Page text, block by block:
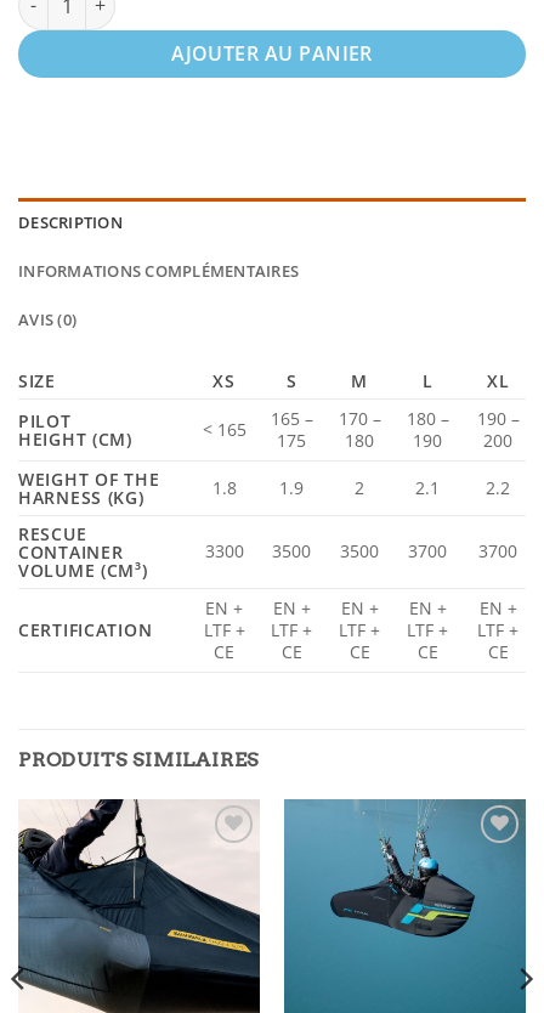
AJOUTER AU PANIER
DESCRIPTION
INFORMATIONS COMPLÉMENTAIRES
AVIS (0)
SIZE XS S M L
XL
PILOT
HEIGHT(CM) < 165
165 –
175
170 –
180
180 –
190
190 –
200
WEIGHT OF THE
HARNESS (KG) 1.8 1.9 2 2.1
2.2
RESCUE
CONTAINER
VOLUME(CM³)
3300 3500 3500 3700 3700
CERTIFICATION
EN +
LTF +
CE
EN +
LTF +
CE
EN +
LTF +
CE
EN +
LTF +
CE
EN +
LTF +
CE
PRODUITS SIMILAIRES
de
souhaits
souhaits